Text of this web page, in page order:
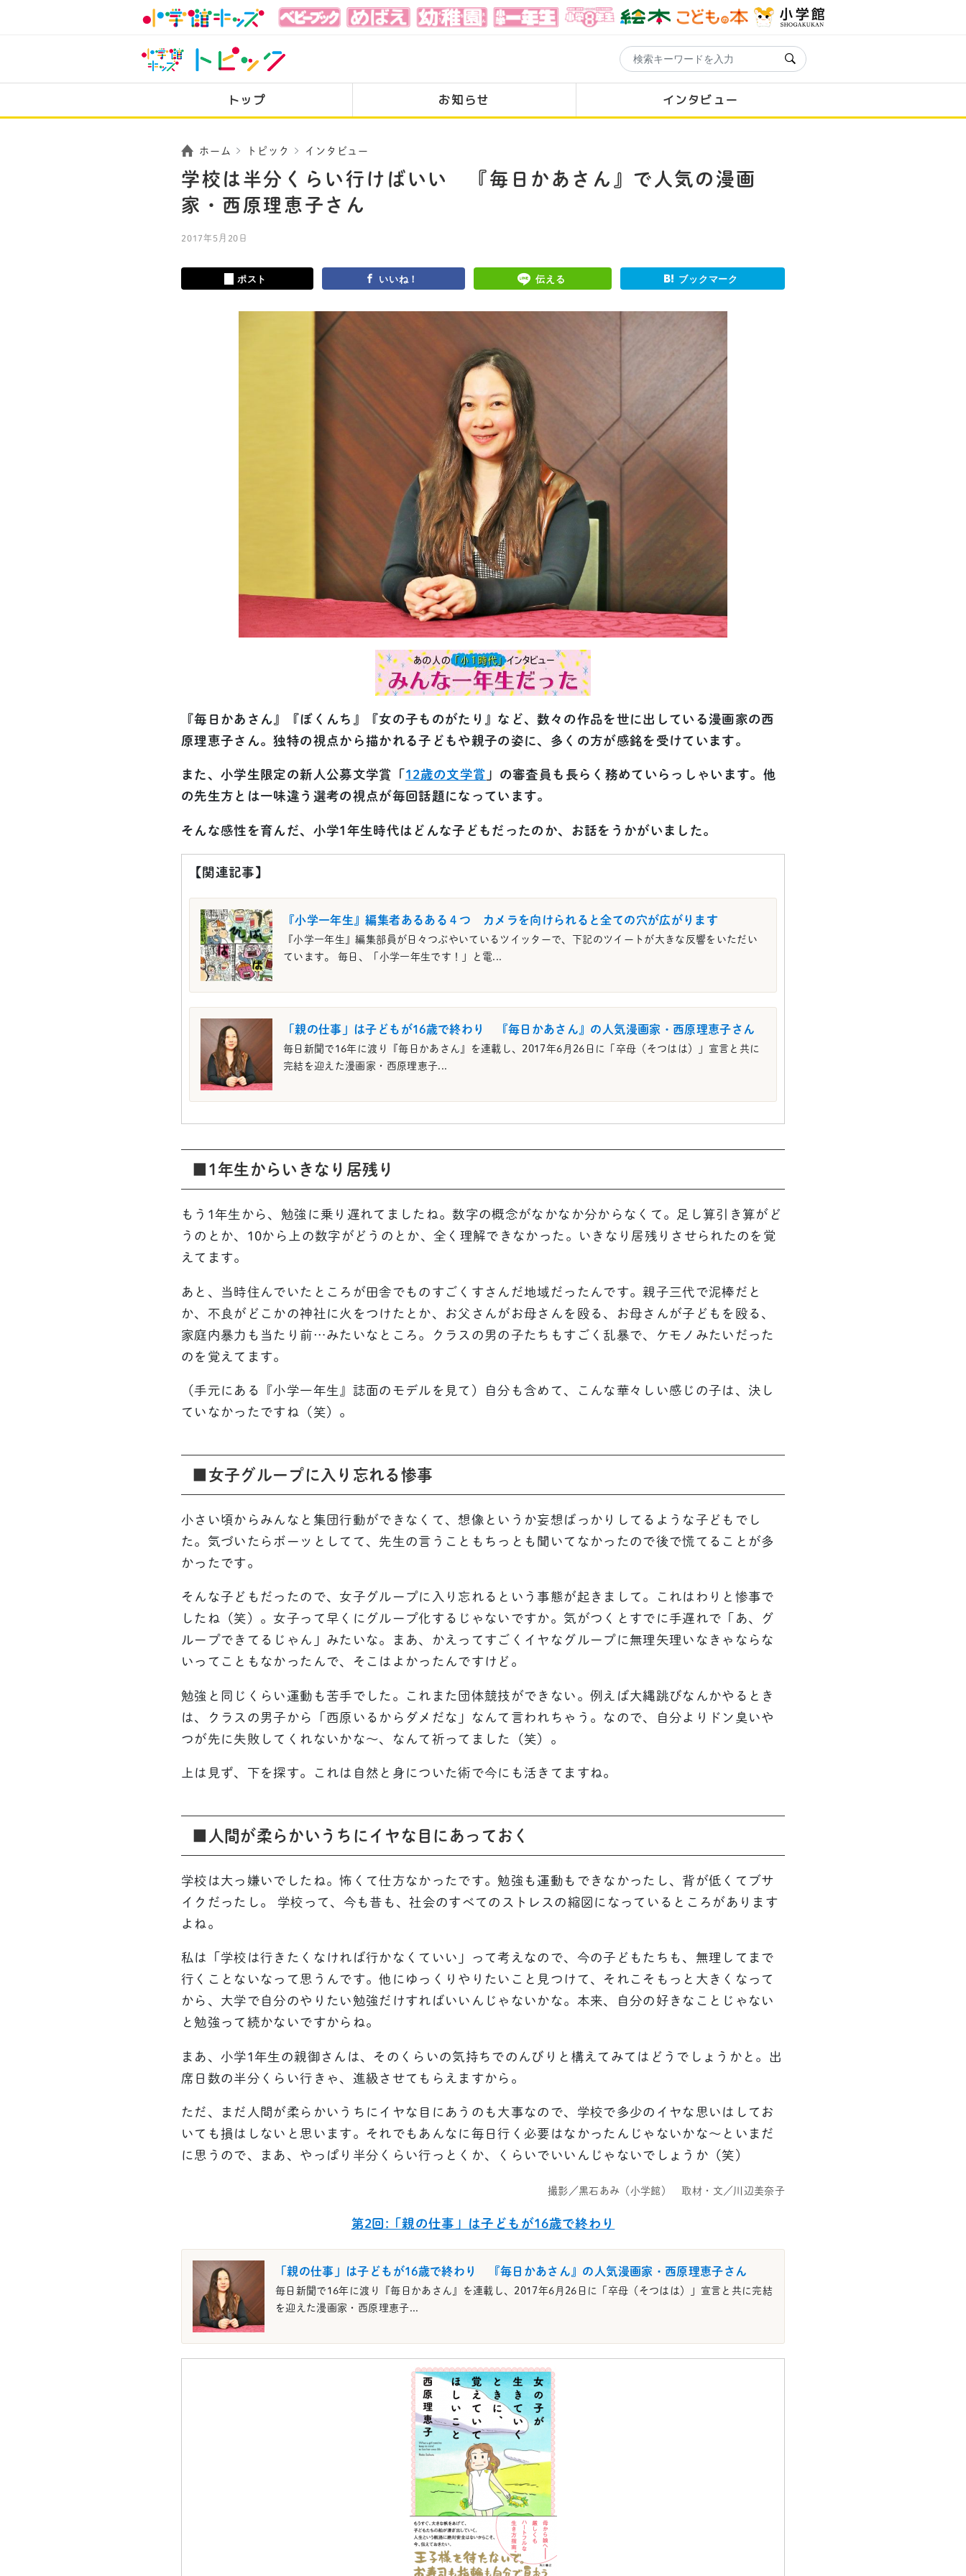
トップ お知らせ インタビュー
ホーム トピック インタビュー
学校は半分くらい行けばいい 『毎日かあさん』で人気の漫画
家・西原理恵子さん
2017年5月20日
ポスト いいね！ 伝える ブックマーク
『毎日かあさん』『ぼくんち』『女の子ものがたり』など、数々の作品を世に出している漫画家の西
原理恵子さん。独特の視点から描かれる子どもや親子の姿に、多くの方が感銘を受けています。
また、小学生限定の新人公募文学賞「 12歳の文学賞 」の審査員も長らく務めていらっしゃいます。他
の先生方とは一味違う選考の視点が毎回話題になっています。
そんな感性を育んだ、小学1年生時代はどんな子どもだったのか、お話をうかがいました。
【関連記事】
『小学一年生』編集者あるある４つ カメラを向けられると全ての穴が広がります
『小学一年生』編集部員が日々つぶやいているツイッターで、下記のツイートが大きな反響をいただい
ています。 毎日、「小学一年生です！」と電...
「親の仕事」は子どもが16歳で終わり 『毎日かあさん』の人気漫画家・西原理恵子さん
毎日新聞で16年に渡り『毎日かあさん』を連載し、2017年6月26日に「卒母（そつはは）」宣言と共に
完結を迎えた漫画家・西原理恵子...
■1年生からいきなり居残り
もう1年生から、勉強に乗り遅れてましたね。数字の概念がなかなか分からなくて。足し算引き算がど
うのとか、10から上の数字がどうのとか、全く理解できなかった。いきなり居残りさせられたのを覚
えてます。
あと、当時住んでいたところが田舎でものすごくすさんだ地域だったんです。親子三代で泥棒だと
か、不良がどこかの神社に火をつけたとか、お父さんがお母さんを殴る、お母さんが子どもを殴る、
家庭内暴力も当たり前…みたいなところ。クラスの男の子たちもすごく乱暴で、ケモノみたいだった
のを覚えてます。
（手元にある『小学一年生』誌面のモデルを見て）自分も含めて、こんな華々しい感じの子は、決し
ていなかったですね（笑）。
■女子グループに入り忘れる惨事
小さい頃からみんなと集団行動ができなくて、想像というか妄想ばっかりしてるような子どもでし
た。気づいたらボーッとしてて、先生の言うこともちっとも聞いてなかったので後で慌てることが多
かったです。
そんな子どもだったので、女子グループに入り忘れるという事態が起きまして。これはわりと惨事で
したね（笑）。女子って早くにグループ化するじゃないですか。気がつくとすでに手遅れで「あ、グ
ループできてるじゃん」みたいな。まあ、かえってすごくイヤなグループに無理矢理いなきゃならな
いってこともなかったんで、そこはよかったんですけど。
勉強と同じくらい運動も苦手でした。これまた団体競技ができない。例えば大縄跳びなんかやるとき
は、クラスの男子から「西原いるからダメだな」なんて言われちゃう。なので、自分よりドン臭いや
つが先に失敗してくれないかな〜、なんて祈ってました（笑）。
上は見ず、下を探す。これは自然と身についた術で今にも活きてますね。
■人間が柔らかいうちにイヤな目にあっておく
学校は大っ嫌いでしたね。怖くて仕方なかったです。勉強も運動もできなかったし、背が低くてブサ
イクだったし。 学校って、今も昔も、社会のすべてのストレスの縮図になっているところがあります
よね。
私は「学校は行きたくなければ行かなくていい」って考えなので、今の子どもたちも、無理してまで
行くことないなって思うんです。他にゆっくりやりたいこと見つけて、それこそもっと大きくなって
から、大学で自分のやりたい勉強だけすればいいんじゃないかな。本来、自分の好きなことじゃない
と勉強って続かないですからね。
まあ、小学1年生の親御さんは、そのくらいの気持ちでのんびりと構えてみてはどうでしょうかと。出
席日数の半分くらい行きゃ、進級させてもらえますから。
ただ、まだ人間が柔らかいうちにイヤな目にあうのも大事なので、学校で多少のイヤな思いはしてお
いても損はしないと思います。それでもあんなに毎日行く必要はなかったんじゃないかな〜といまだ
に思うので、まあ、やっぱり半分くらい行っとくか、くらいでいいんじゃないでしょうか（笑）
撮影／黒石あみ（小学館） 取材・文／川辺美奈子
第2回:「親の仕事」は子どもが16歳で終わり
「親の仕事」は子どもが16歳で終わり 『毎日かあさん』の人気漫画家・西原理恵子さん
毎日新聞で16年に渡り『毎日かあさん』を連載し、2017年6月26日に「卒母（そつはは）」宣言と共に完結
を迎えた漫画家・西原理恵子...